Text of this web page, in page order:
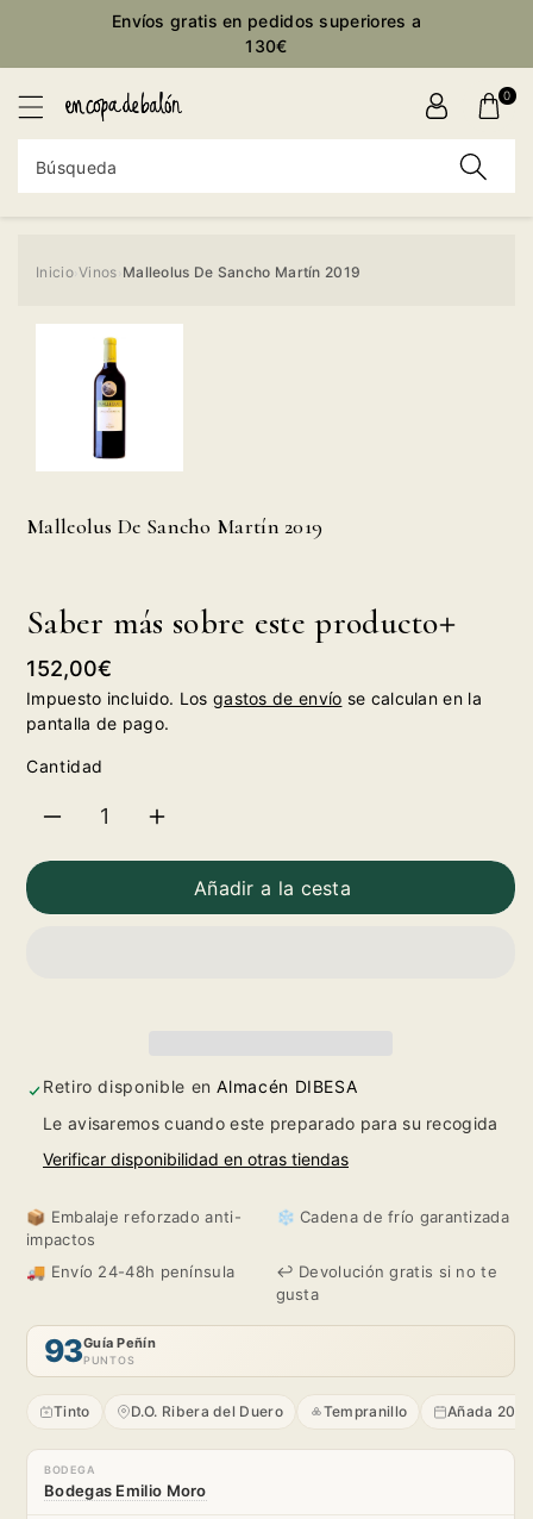
Envíos gratis en pedidos superiores a
130€
Búsqueda
0
Inicio›Vinos Malleolus De Sancho Martín 2019
producto
Malleolus De Sancho Martín 2019
Saber más sobre este producto
Precio
habitual
152,00€
Impuesto incluido. Los gastos de envío se calculan en la
pantalla de pago.
Cantidad
Sancho
Martín
cantidad
Sancho
Martín
Añadir a la cesta
Retiro disponible enAlmacén DIBESA
Le avisaremos cuando este preparado para su recogida
Verificar disponibilidad en otras tiendas
📦 Embalaje reforzado anti-
impactos
❄️ Cadena de frío garantizada
🚚 Envío 24-48h península
↩️ Devolución gratis si no te
gusta
93Guía Peñín
PUNTOS
Tinto D.O. Ribera del Duero Tempranillo Añada 2019
BODEGA
Bodegas Emilio Moro